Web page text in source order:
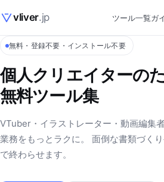
vliver.jp ツール一覧ガ
無料・登録不要・インストール不要
個人クリエイターの
無料ツール集
VTuber・イラストレーター・動画編集
業務をもっとラクに。 面倒な書類づく
で終わらせます。